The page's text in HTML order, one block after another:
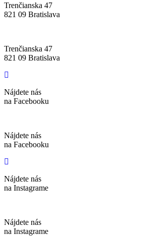
Trenčianska 47
821 09 Bratislava
Trenčianska 47
821 09 Bratislava
Nájdete nás
na Facebooku
Nájdete nás
na Facebooku
Nájdete nás
na Instagrame
Nájdete nás
na Instagrame